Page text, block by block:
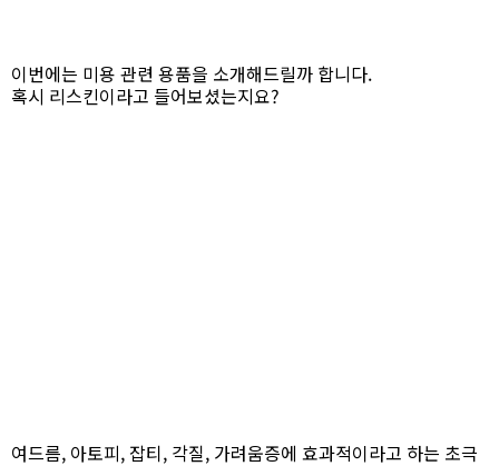
이번에는 미용 관련 용품을 소개해드릴까 합니다.
혹시 리스킨이라고 들어보셨는지요?
여드름, 아토피, 잡티, 각질, 가려움증에 효과적이라고 하는 초극